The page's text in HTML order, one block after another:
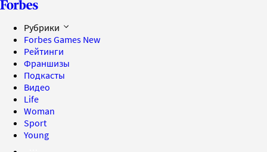
Рубрики
Forbes Games New
Рейтинги
Франшизы
Подкасты
Видео
Life
Woman
Sport
Young